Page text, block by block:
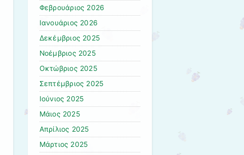
Φεβρουάριος 2026
Ιανουάριος 2026
Δεκέμβριος 2025
Νοέμβριος 2025
Οκτώβριος 2025
Σεπτέμβριος 2025
Ιούνιος 2025
Μάιος 2025
Απρίλιος 2025
Μάρτιος 2025